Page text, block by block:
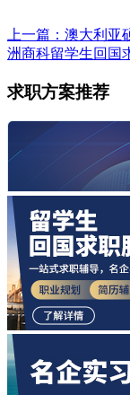
上一篇：澳大利亚
洲商科留学生回国
求职方案推荐